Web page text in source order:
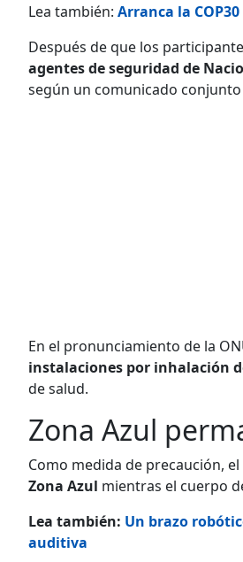
Lea también: Arranca la
Después de que los
agentes de seguridad de
según un comunicado conjunto
En el pronunciamiento de la
instalaciones por inhalación
de salud.
Zona Azul
Como medida de precaución,
Zona Azul mientras el cuerpo
Lea también: Un brazo
auditiva